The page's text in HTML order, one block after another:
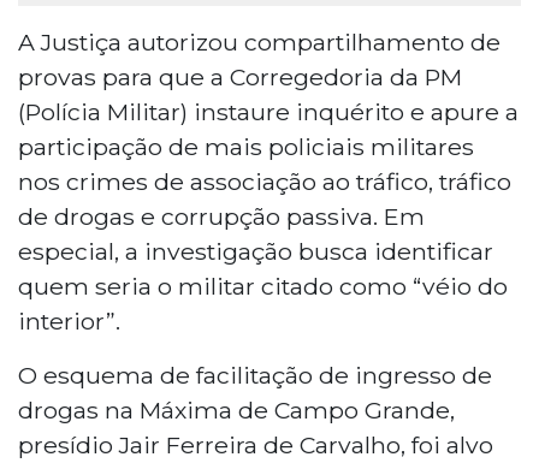
A Justiça autorizou compartilhamento de
provas para que a Corregedoria da PM
(Polícia Militar) instaure inquérito e apure a
participação de mais policiais militares
nos crimes de associação ao tráfico, tráfico
de drogas e corrupção passiva. Em
especial, a investigação busca identificar
quem seria o militar citado como “véio do
interior”.
O esquema de facilitação de ingresso de
drogas na Máxima de Campo Grande,
presídio Jair Ferreira de Carvalho, foi alvo